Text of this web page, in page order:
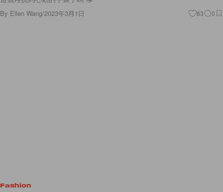
By Ellen Wang/2023年3月1日 83 0
Fashion